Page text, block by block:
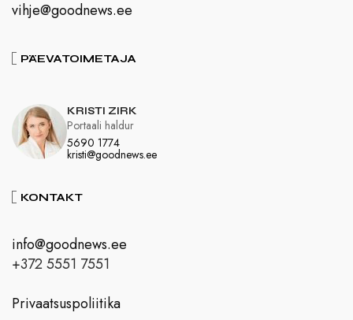
vihje@goodnews.ee
PÄEVATOIMETAJA
KRISTI ZIRK
5690 1774
kristi@goodnews.ee
Portaali haldur
KONTAKT
info@goodnews.ee
+372 5551 7551
Privaatsuspoliitika